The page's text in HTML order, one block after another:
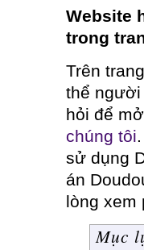
Website
trong
Trên
thể người
hỏi để
chúng tôi
sử dụng
án
lòng xem
Mục